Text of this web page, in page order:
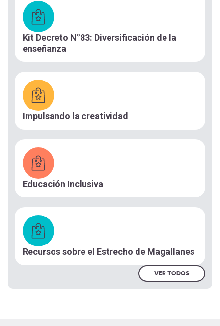
Kit Decreto N°83: Diversificación de la
enseñanza
Impulsando la creatividad
Educación Inclusiva
Recursos sobre el Estrecho de Magallanes
VER TODOS